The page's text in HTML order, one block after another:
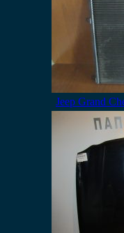
Jeep Grand